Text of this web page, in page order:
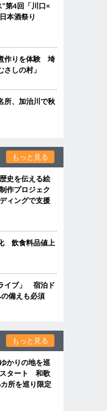
第4回「川口×
本酒祭り
作りを体験 埼
しの村」
所、加治川で秋
もっと見る
史を伝える絵
作プロジェク
ィングで支援
飲食料品値上
イブ」 宿泊ド
備えも必須
もっと見る
かりの地を巡
スタート 和歌
所を巡り限定